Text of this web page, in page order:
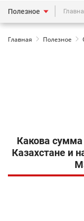
Полезное
Главная Полезное
Какова
Казахстане и